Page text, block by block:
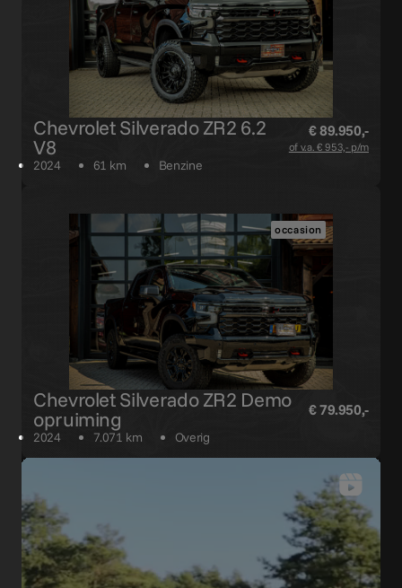
Chevrolet Silverado ZR2 6.2
V8
€ 89.950,-
of v.a. € 953,- p/m
2024 61 km Benzine
occasion
Chevrolet Silverado ZR2 Demo
opruiming € 79.950,-
2024 7.071 km Overig